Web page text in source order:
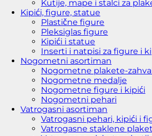
Kutije, mape i stalci za
Kipići, figure, statue
Plastične figure
Pleksiglas figure
Kipići i statue
Inserti i natpisi za figure i
Nogometni asortiman
Nogometne plakete-
Nogometne medalje
Nogometne figure i kipići
Nogometni pehari
Vatrogasni asortiman
Vatrogasni pehari, kipići i
Vatrogasne staklene